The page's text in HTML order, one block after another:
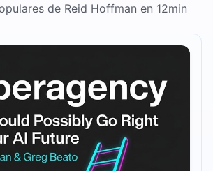
de Reid Hoffman en 12min